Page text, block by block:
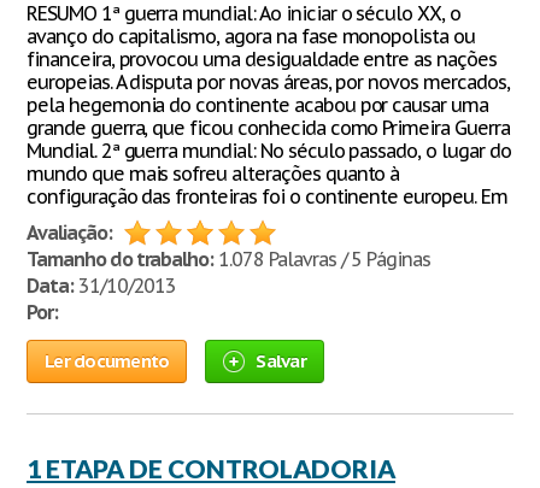
RESUMO 1ª guerra mundial: Ao iniciar o século XX, o
avanço do capitalismo, agora na fase monopolista ou
financeira, provocou uma desigualdade entre as nações
europeias. A disputa por novas áreas, por novos mercados,
pela hegemonia do continente acabou por causar uma
grande guerra, que ficou conhecida como Primeira Guerra
Mundial. 2ª guerra mundial: No século passado, o lugar do
mundo que mais sofreu alterações quanto à
configuração das fronteiras foi o continente europeu. Em
Avaliação:
Tamanho do trabalho:1.078 Palavras / 5 Páginas
Data:31/10/2013
Por:
Ler documento Salvar
1 ETAPA DE CONTROLADORIA